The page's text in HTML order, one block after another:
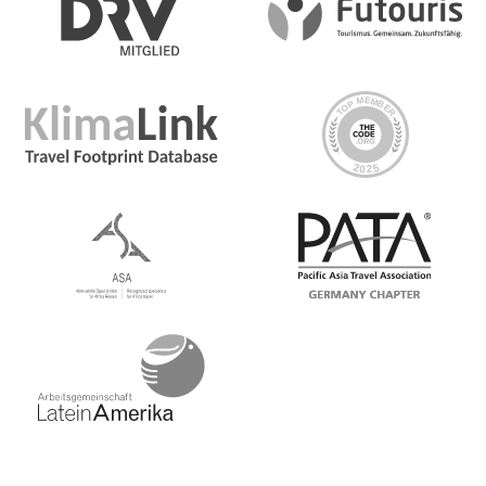
Heute dreht sich alles um Seward. Wie der Tag nach
dem Frühstück verlaufen wird, bleibt Ihnen überlassen.
Wanderung auf den Mount Marathon oder Freizeit in
der Stadt, die Sie nach Belieben unternehmen können,
wenn Sie keine Lust auf diese Wanderung haben.
Am Nachmittag haben Sie Zeit zur freien Verfügung,
um in Seward einen Platz zum Mittagessen zu finden,
und können dann optional am Ufer der Innenstadt
spazieren gehen, das Alaska Sealife Center besuchen,
nach im Wasser spielenden Ottern Ausschau halten oder
ein Kajak mieten und die Resurrection Bay erkunden
Day 4 Seward nach Denali-
Nationalpark